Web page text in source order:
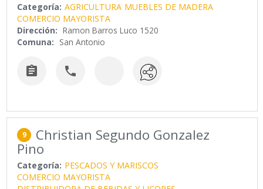
Categoría: AGRICULTURA MUEBLES DE MADERA
COMERCIO MAYORISTA
Dirección: Ramon Barros Luco 1520
Comuna: San Antonio
 
9 Christian Segundo Gonzalez
Pino
Categoría: PESCADOS Y MARISCOS
COMERCIO MAYORISTA